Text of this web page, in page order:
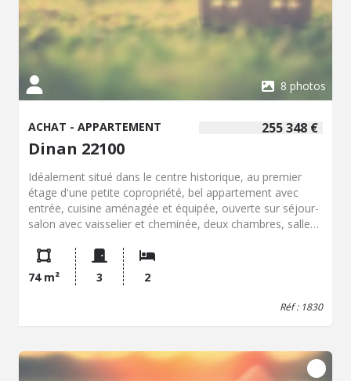
8 photos
255 348 €
ACHAT - APPARTEMENT
Dinan 22100
Idéalement situé dans le centre historique, au premier
étage d'une petite copropriété, bel appartement avec
entrée, cuisine aménagée et équipée, ouverte sur séjour-
salon avec vaisselier et cheminée, deux chambres, salle
74 m² 3 2
Réf : 1830